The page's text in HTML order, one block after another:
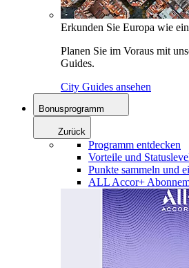
Erkunden Sie Europa wie
Planen Sie im Voraus mit
Guides.
City Guides ansehen
Bonusprogramm
Zurück
Programm entdecken
Vorteile und
Punkte sammeln und
ALL Accor+